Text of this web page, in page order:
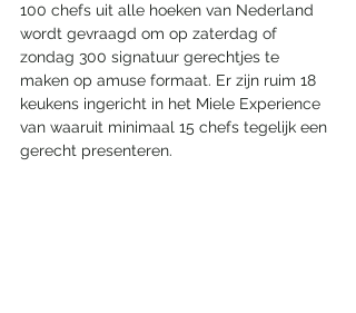
100 chefs uit alle hoeken van Nederland
wordt gevraagd om op zaterdag of
zondag 300 signatuur gerechtjes te
maken op amuse formaat. Er zijn ruim 18
keukens ingericht in het Miele Experience
van waaruit minimaal 15 chefs tegelijk een
gerecht presenteren.